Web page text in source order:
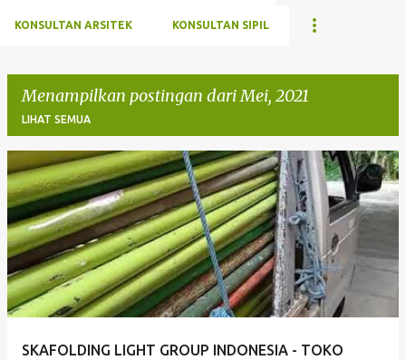
KONSULTAN ARSITEK KONSULTAN SIPIL
Menampilkan postingan dari Mei, 2021
LIHAT SEMUA
P
o
s
t
n
SKAFOLDING LIGHT GROUP INDONESIA - TOKO